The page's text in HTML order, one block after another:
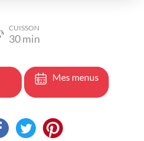
CUISSON
30min
Mes menus